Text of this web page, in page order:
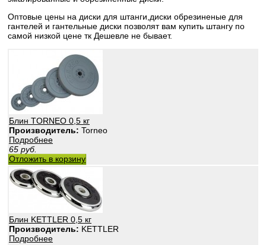
Оптовые цены на диски для штанги,диски обрезиненые для
гантелей и гантельные диски позволят вам купить штангу по
самой низкой цене тк Дешевле не бывает.
Блин TORNEO 0,5 кг
Производитель: Torneo
Подробнее
65 руб.
Отложить в корзину
Блин KETTLER 0,5 кг
Производитель: KETTLER
Подробнее